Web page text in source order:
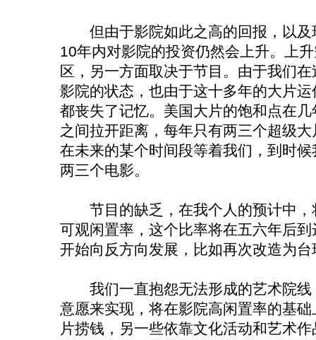
但由于影院如此之高的回报，以及
10年内对影院的投资仍然会上升。上
区，另一方面取决于节目。由于我们
影院的状态，也由于这十多年的大片
都丧失了记忆。美国大片的饱和点在
之间拉开距离，每年只有两三个超级
在未来的某个时间段等着我们，到时
两三个电影。
节目的缺乏，在我个人的预计中，
可观闲置率，这个比率将在五六年后
开始向反方向发展，比如再次改造为台
我们一直抱怨无法形成的艺术院线
意愿来实现，将在影院高闲置率的基
片捞钱，另一些依靠文化活动和艺术